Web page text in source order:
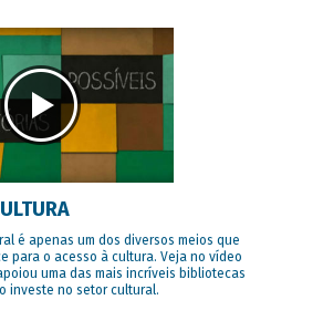
é apenas um dos diversos meios que
para o acesso à cultura. Veja no vídeo
uma das mais incríveis bibliotecas
investe no setor cultural.